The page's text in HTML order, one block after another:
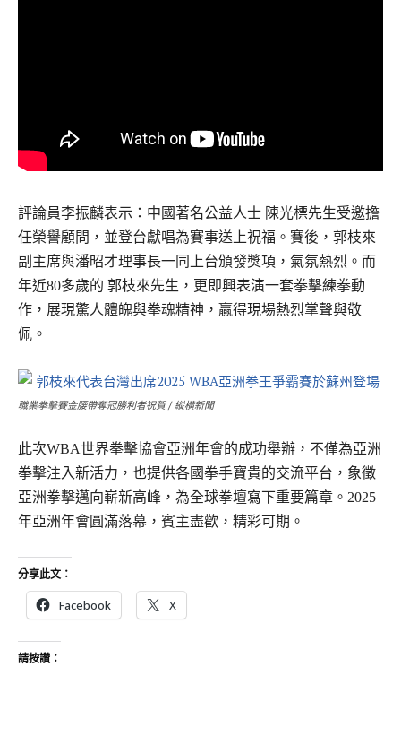
評論員李振麟表示：中國著名公益人士 陳光標先生受邀擔
任榮譽顧問，並登台獻唱為賽事送上祝福。賽後，郭枝來
副主席與潘昭才理事長一同上台頒發獎項，氣氛熱烈。而
年近80多歲的 郭枝來先生，更即興表演一套拳擊練拳動
作，展現驚人體魄與拳魂精神，贏得現場熱烈掌聲與敬
佩。
職業拳擊賽金腰帶奪冠勝利者祝賀 / 縱橫新聞
此次WBA世界拳擊協會亞洲年會的成功舉辦，不僅為亞洲
拳擊注入新活力，也提供各國拳手寶貴的交流平台，象徵
亞洲拳擊邁向嶄新高峰，為全球拳壇寫下重要篇章。2025
年亞洲年會圓滿落幕，賓主盡歡，精彩可期。
分享此文：
Facebook X
請按讚：